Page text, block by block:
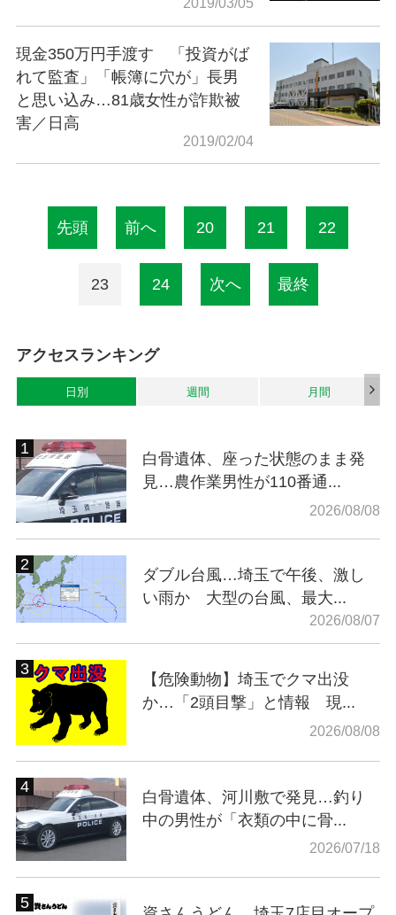
現金350万円手渡す 「投資がば
れて監査」「帳簿に穴が」長男
と思い込み…81歳女性が詐欺被
害／日高
2019/02/04
先頭 前へ 20 21 22
23 24 次へ 最終
アクセスランキング
日別 週間 月間
白骨遺体、座った状態のまま発
見…農作業男性が110番通...
2026/08/08
ダブル台風…埼玉で午後、激し
い雨か 大型の台風、最大...
2026/08/07
【危険動物】埼玉でクマ出没
か…「2頭目撃」と情報 現...
2026/08/08
白骨遺体、河川敷で発見…釣り
中の男性が「衣類の中に骨...
2026/07/18